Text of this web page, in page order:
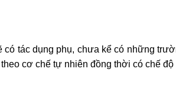
có tác dụng phụ, chưa kể có những
cơ chế tự nhiên đồng thời có chế